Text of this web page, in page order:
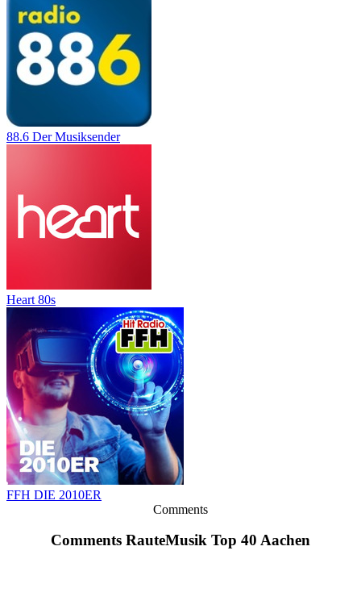
88.6 Der Musiksender
Heart 80s
FFH DIE 2010ER
Comments
Comments RauteMusik Top 40 Aachen